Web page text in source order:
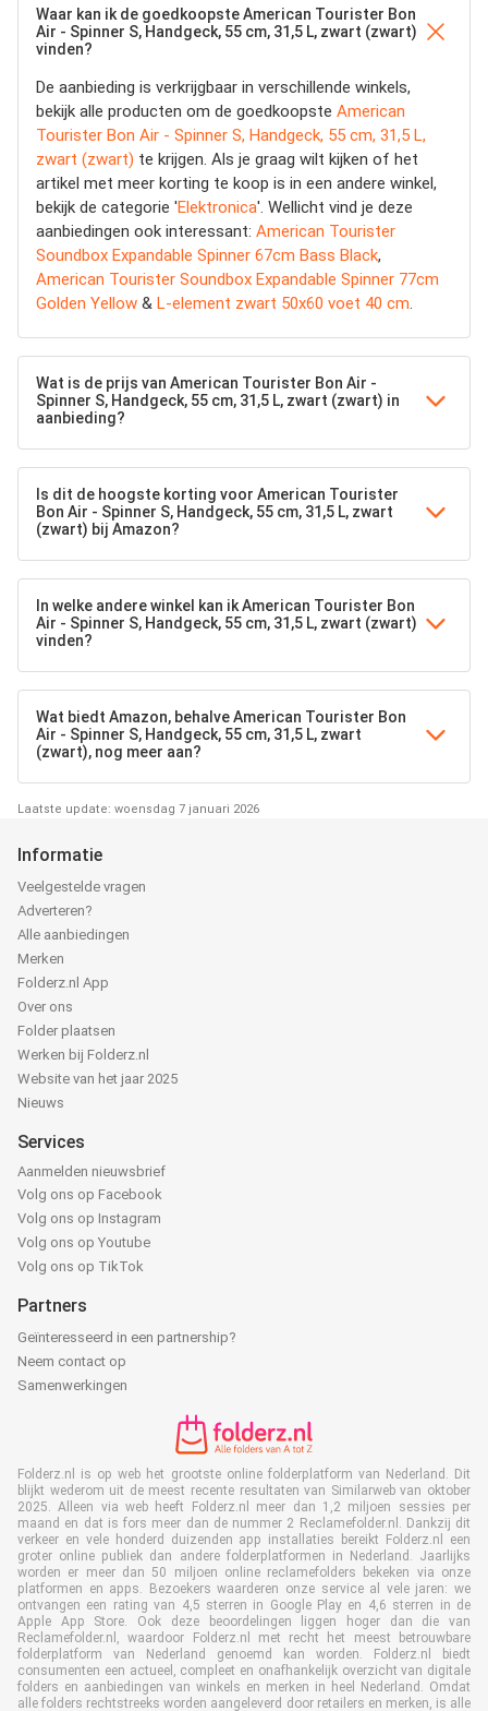
Waar kan ik de goedkoopste American Tourister Bon
Air - Spinner S, Handgeck, 55 cm, 31,5 L, zwart (zwart)
vinden?
De aanbieding is verkrijgbaar in verschillende winkels,
bekijk alle producten om de goedkoopste American
Tourister Bon Air - Spinner S, Handgeck, 55 cm, 31,5 L,
zwart (zwart) te krijgen. Als je graag wilt kijken of het
artikel met meer korting te koop is in een andere winkel,
bekijk de categorie 'Elektronica'. Wellicht vind je deze
aanbiedingen ook interessant: American Tourister
Soundbox Expandable Spinner 67cm Bass Black,
American Tourister Soundbox Expandable Spinner 77cm
Golden Yellow & L-element zwart 50x60 voet 40 cm.
Wat is de prijs van American Tourister Bon Air -
Spinner S, Handgeck, 55 cm, 31,5 L, zwart (zwart) in
aanbieding?
Is dit de hoogste korting voor American Tourister
Bon Air - Spinner S, Handgeck, 55 cm, 31,5 L, zwart
(zwart) bij Amazon?
In welke andere winkel kan ik American Tourister Bon
Air - Spinner S, Handgeck, 55 cm, 31,5 L, zwart (zwart)
vinden?
Wat biedt Amazon, behalve American Tourister Bon
Air - Spinner S, Handgeck, 55 cm, 31,5 L, zwart
(zwart), nog meer aan?
Laatste update: woensdag 7 januari 2026
Informatie
Veelgestelde vragen
Adverteren?
Alle aanbiedingen
Merken
Folderz.nl App
Over ons
Folder plaatsen
Werken bij Folderz.nl
Website van het jaar 2025
Nieuws
Services
Aanmelden nieuwsbrief
Volg ons op Facebook
Volg ons op Instagram
Volg ons op Youtube
Volg ons op TikTok
Partners
Geïnteresseerd in een partnership?
Neem contact op
Samenwerkingen
Folderz.nl is op web het grootste online folderplatform van Nederland. Dit
blijkt wederom uit de meest recente resultaten van Similarweb van oktober
2025. Alleen via web heeft Folderz.nl meer dan 1,2 miljoen sessies per
maand en dat is fors meer dan de nummer 2 Reclamefolder.nl. Dankzij dit
verkeer en vele honderd duizenden app installaties bereikt Folderz.nl een
groter online publiek dan andere folderplatformen in Nederland. Jaarlijks
worden er meer dan 50 miljoen online reclamefolders bekeken via onze
platformen en apps. Bezoekers waarderen onze service al vele jaren: we
ontvangen een rating van 4,5 sterren in Google Play en 4,6 sterren in de
Apple App Store. Ook deze beoordelingen liggen hoger dan die van
Reclamefolder.nl, waardoor Folderz.nl met recht het meest betrouwbare
folderplatform van Nederland genoemd kan worden. Folderz.nl biedt
consumenten een actueel, compleet en onafhankelijk overzicht van digitale
folders en aanbiedingen van winkels en merken in heel Nederland. Omdat
alle folders rechtstreeks worden aangeleverd door retailers en merken, is alle